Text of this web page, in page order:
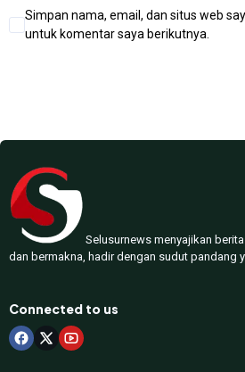
Simpan nama, email, dan situs web
untuk komentar saya berikutnya.
Selusurnews menyajikan
dan bermakna, hadir dengan sudut pandang
Connected to us